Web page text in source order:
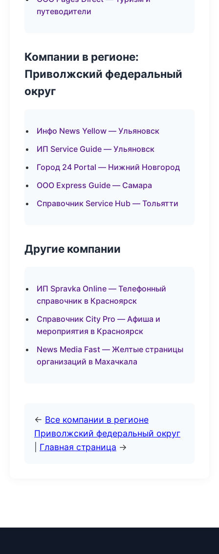
путеводители
Компании в регионе:
Приволжский федеральный
округ
Инфо News Yellow — Ульяновск
ИП Service Guide — Ульяновск
Город 24 Portal — Нижний Новгород
ООО Express Guide — Самара
Справочник Service Hub — Тольятти
Другие компании
ИП Spravka Online — Телефонный
справочник в Красноярск
Справочник City Pro — Афиша и
мероприятия в Красноярск
News Media Fast — Желтые страницы
организаций в Махачкала
← Все компании в регионе
Приволжский федеральный округ
Главная страница →